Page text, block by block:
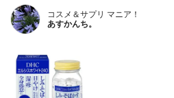
コスメ＆サプリ マニア！
あすかんち。